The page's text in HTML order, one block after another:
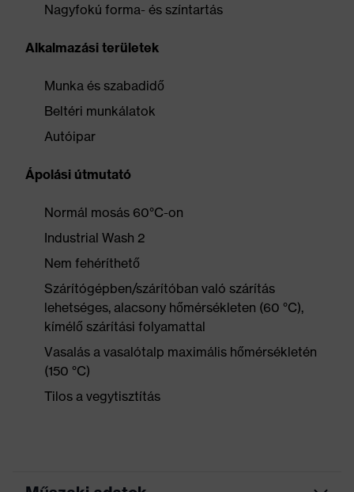
Nagyfokú forma- és színtartás
Alkalmazási területek
Munka és szabadidő
Beltéri munkálatok
Autóipar
Ápolási útmutató
Normál mosás 60°C-on
Industrial Wash 2
Nem fehéríthető
Szárítógépben/szárítóban való szárítás
lehetséges, alacsony hőmérsékleten (60 °C),
kímélő szárítási folyamattal
Vasalás a vasalótalp maximális hőmérsékletén
(150 °C)
Tilos a vegytisztítás